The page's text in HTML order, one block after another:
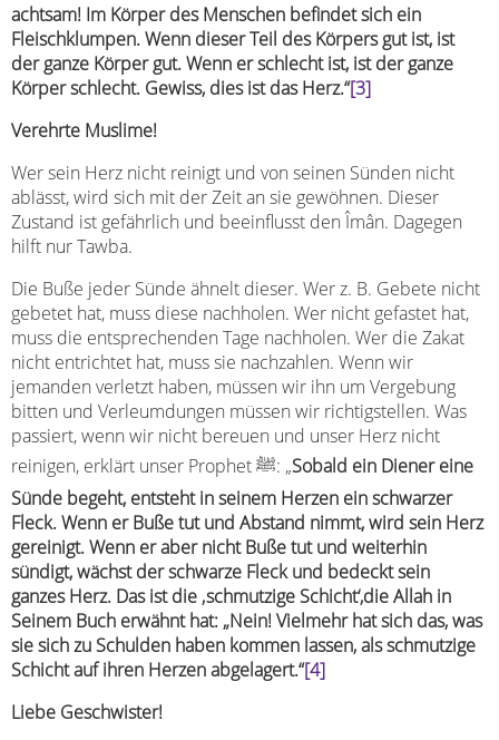
achtsam! Im Körper des Menschen befindet sich ein
Fleischklumpen. Wenn dieser Teil des Körpers gut ist, ist
der ganze Körper gut. Wenn er schlecht ist, ist der ganze
Körper schlecht. Gewiss, dies ist das Herz.“[3]
Verehrte Muslime!
Wer sein Herz nicht reinigt und von seinen Sünden nicht
ablässt, wird sich mit der Zeit an sie gewöhnen. Dieser
Zustand ist gefährlich und beeinflusst den Îmân. Dagegen
hilft nur Tawba.
Die Buße jeder Sünde ähnelt dieser. Wer z. B. Gebete nicht
gebetet hat, muss diese nachholen. Wer nicht gefastet hat,
muss die entsprechenden Tage nachholen. Wer die Zakat
nicht entrichtet hat, muss sie nachzahlen. Wenn wir
jemanden verletzt haben, müssen wir ihn um Vergebung
bitten und Verleumdungen müssen wir richtigstellen. Was
passiert, wenn wir nicht bereuen und unser Herz nicht
reinigen, erklärt unser Prophet ﷺ: „Sobald ein Diener eine
Sünde begeht, entsteht in seinem Herzen ein schwarzer
Fleck. Wenn er Buße tut und Abstand nimmt, wird sein Herz
gereinigt. Wenn er aber nicht Buße tut und weiterhin
sündigt, wächst derschwarze Fleck und bedeckt sein
ganzes Herz. Das ist die ‚schmutzige Schicht‘,die Allah in
Seinem Buch erwähnt hat: „Nein! Vielmehr hat sich das, was
sie sich zu Schulden haben kommen lassen, als schmutzige
Schicht auf ihren Herzen abgelagert.“[4]
Liebe Geschwister!